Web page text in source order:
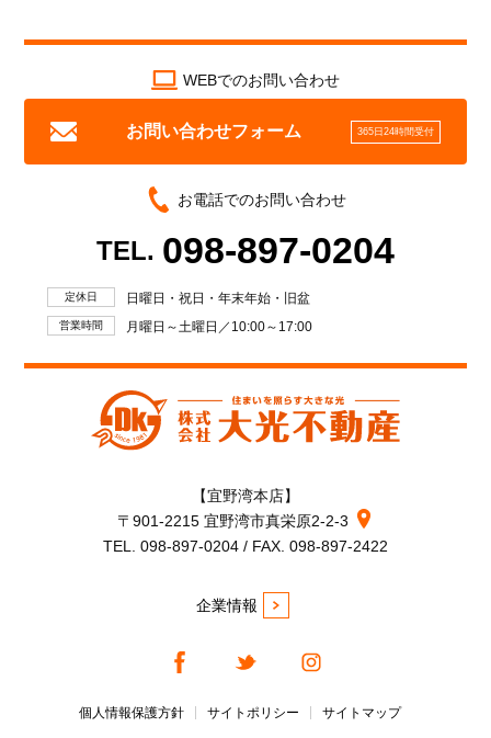
WEBでのお問い合わせ
お問い合わせフォーム 365日24時間受付
お電話でのお問い合わせ
TEL. 098-897-0204
定休日 日曜日・祝日・年末年始・旧盆
営業時間 月曜日～土曜日／10:00～17:00
【宜野湾本店】
〒901-2215 宜野湾市真栄原2-2-3
TEL. 098-897-0204 / FAX. 098-897-2422
企業情報
個人情報保護方針 サイトポリシー サイトマップ